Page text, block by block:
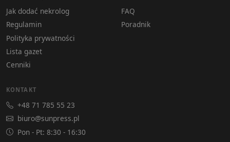
Jak dodać nekrolog
Regulamin
Polityka prywatności
Lista gazet
Cenniki
FAQ
Poradnik
KONTAKT
+48 71 785 55 23
biuro@sunpress.pl
Pon - Pt: 8:30 - 16:30